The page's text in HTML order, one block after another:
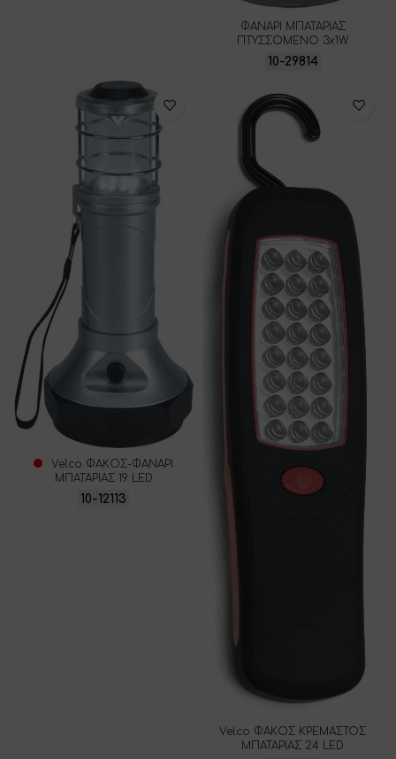
ΦΑΝΑΡΙ ΜΠΑΤΑΡΙΑΣ
ΠΤΥΣΣΟΜΕΝΟ 3x1W
10-29814
Velco ΦΑΚΟΣ-ΦΑΝΑΡΙ
ΜΠΑΤΑΡΙΑΣ 19 LED
10-12113
Velco ΦΑΚΟΣ ΚΡΕΜΑΣΤΟΣ
ΜΠΑΤΑΡΙΑΣ 24 LED